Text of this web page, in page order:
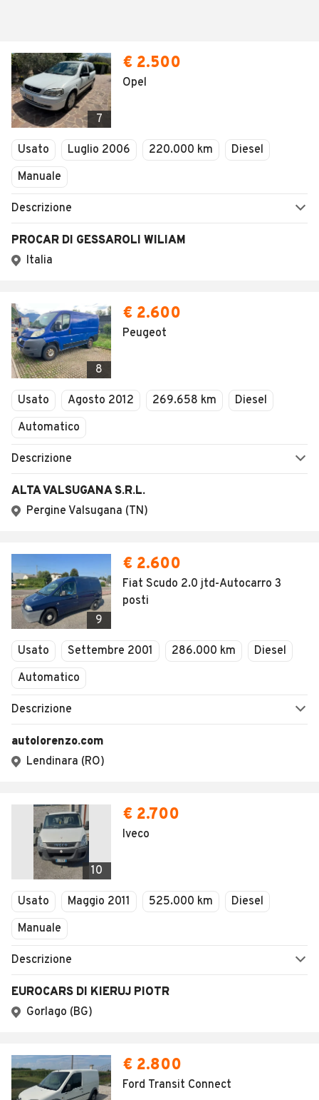
7
€ 2.500
Opel
Usato Luglio 2006 220.000 km
Diesel
Manuale
Descrizione
PROCAR DI GESSAROLI WILIAM
Italia
8
€ 2.600
Peugeot
Usato Agosto 2012 269.658 km
Diesel
Automatico
Descrizione
ALTA VALSUGANA S.R.L.
Pergine Valsugana (TN)
9
€ 2.600
Fiat Scudo 2.0 jtd-Autocarro 3
posti
Usato Settembre 2001 286.000 km
Diesel
Automatico
Descrizione
autolorenzo.com
Lendinara (RO)
10
€ 2.700
Iveco
Usato Maggio 2011 525.000 km
Diesel
Manuale
Descrizione
EUROCARS DI KIERUJ PIOTR
Gorlago (BG)
€ 2.800
Ford Transit Connect